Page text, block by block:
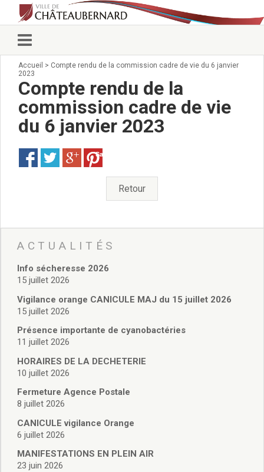
Vie municipale
Conseillers municipaux
Commissions 2026
Prendre rendez-vous
Arrêtés du Maire
Services municipaux
Organigramme
Pour venir nous voir
État civil/élections/formalités
Affaires Scolaires
Vie associative
Police Municipale/règlementation
Services en ligne
Inscriptions sur les listes électorales
Plan Local d’Urbanisme intercommunal
Actes d’état civil
Budgets
Budget de Fonctionnement
Budget d’Investissement
Conseils municipaux
Règlement du conseil municipal
Déliberations 2026
Accueil > Compte rendu de la commission cadre de vie du 6 janvier
2023
Compte rendu de la
commission cadre de vie
du 6 janvier 2023
Save
Retour
ACTUALITÉS
Info sécheresse 2026
15 juillet 2026
Vigilance orange CANICULE MAJ du 15 juillet 2026
15 juillet 2026
Présence importante de cyanobactéries
11 juillet 2026
HORAIRES DE LA DECHETERIE
10 juillet 2026
Fermeture Agence Postale
8 juillet 2026
CANICULE vigilance Orange
6 juillet 2026
MANIFESTATIONS EN PLEIN AIR
23 juin 2026